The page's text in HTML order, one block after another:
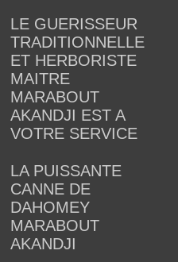
LE GUERISSEUR
TRADITIONNELLE
ET HERBORISTE
MAITRE
MARABOUT
AKANDJI EST A
VOTRE SERVICE
LA PUISSANTE
CANNE DE
DAHOMEY
MARABOUT
AKANDJI